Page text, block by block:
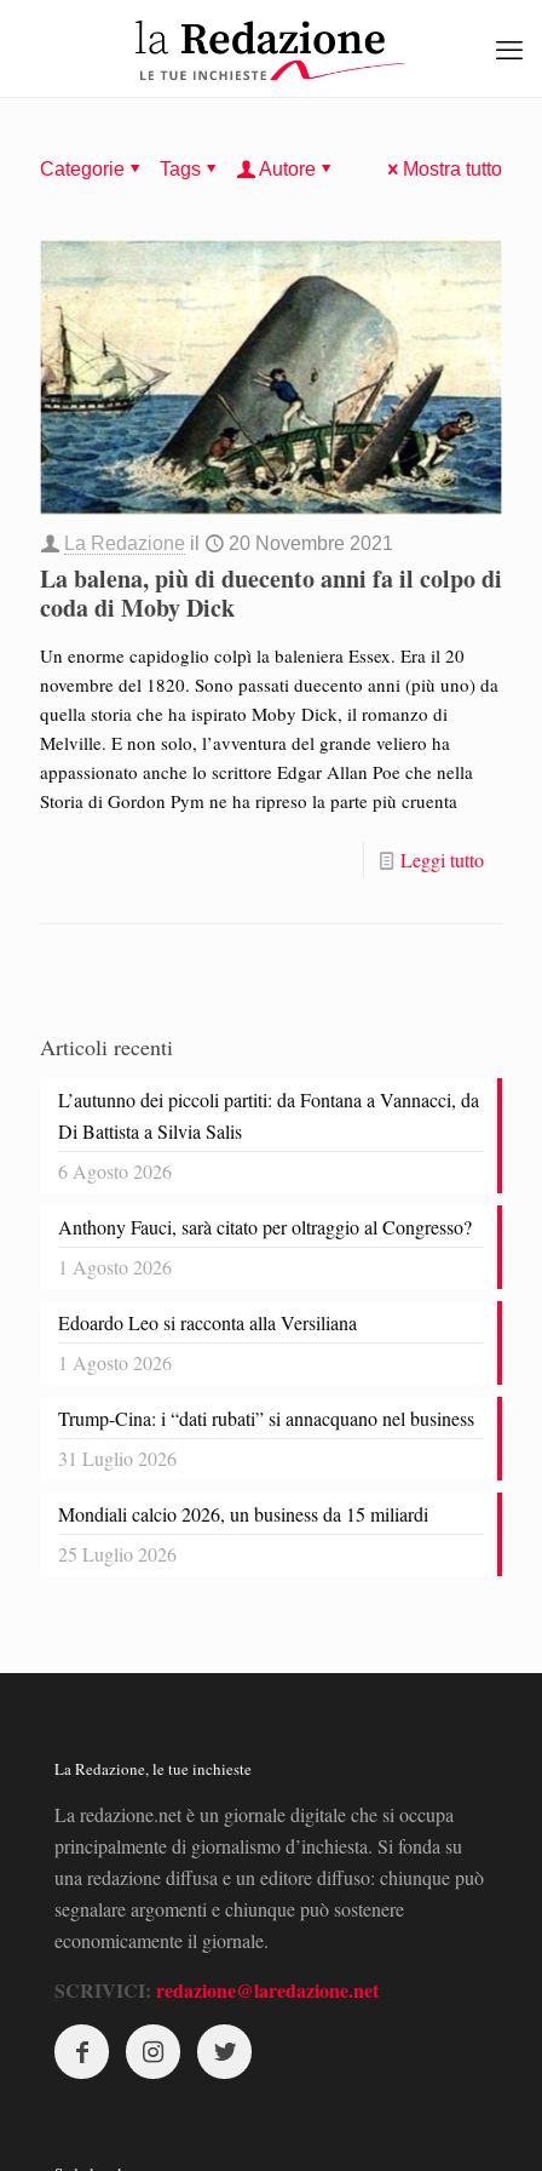
Categorie Tags Autore Mostra tutto
La Redazione il 20 Novembre 2021
La balena, più di duecento anni fa il colpo di
coda di Moby Dick
Un enorme capidoglio colpì la baleniera Essex. Era il 20
novembre del 1820. Sono passati duecento anni (più uno) da
quella storia che ha ispirato Moby Dick, il romanzo di
Melville. E non solo, l’avventura del grande veliero ha
appassionato anche lo scrittore Edgar Allan Poe che nella
Storia di Gordon Pym ne ha ripreso la parte più cruenta
Leggi tutto
Articoli recenti
L’autunno dei piccoli partiti: da Fontana a Vannacci, da
Di Battista a Silvia Salis
6 Agosto 2026
Anthony Fauci, sarà citato per oltraggio al Congresso?
1 Agosto 2026
Edoardo Leo si racconta alla Versiliana
1 Agosto 2026
Trump-Cina: i “dati rubati” si annacquano nel business
31 Luglio 2026
Mondiali calcio 2026, un business da 15 miliardi
25 Luglio 2026
La Redazione, le tue inchieste
La redazione.net è un giornale digitale che si occupa
principalmente di giornalismo d’inchiesta. Si fonda su
una redazione diffusa e un editore diffuso: chiunque può
segnalare argomenti e chiunque può sostenere
economicamente il giornale.
SCRIVICI: redazione@laredazione.net